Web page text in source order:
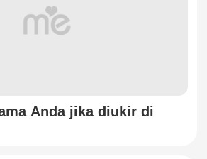
Anda jika diukir di